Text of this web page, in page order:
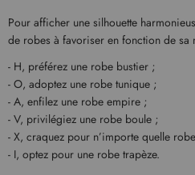
Pour afficher une silhouette
de robes à favoriser en fonction de
- H, préférez une robe bustier ;
- O, adoptez une robe tunique ;
- A, enfilez une robe empire ;
- V, privilégiez une robe boule ;
- X, craquez pour n’importe quelle
- I, optez pour une robe trapèze.